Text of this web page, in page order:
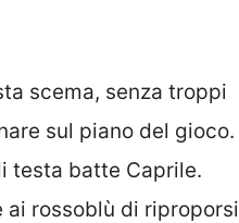
scema, senza troppi
sul piano del gioco.
testa batte Caprile.
ai rossoblù di riproporsi